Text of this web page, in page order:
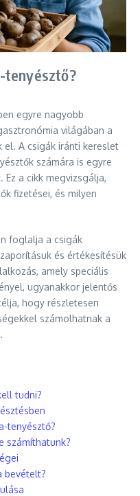
tenyésztő?
egyre nagyobb
világában a
A csigák iránti kereslet
számára is egyre
a cikk megvizsgálja,
fizetései, és milyen
foglalja a csigák
és értékesítésük
amely speciális
ugyanakkor jelentős
hogy részletesen
számolhatnak a
tudni?
tenyésztő?
számíthatunk?
bevételt?